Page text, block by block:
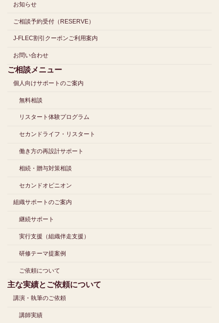
お知らせ
ご相談予約受付（RESERVE）
J-FLEC割引クーポンご利用案内
お問い合わせ
ご相談メニュー
個人向けサポートのご案内
無料相談
リスタート体験プログラム
セカンドライフ・リスタート
働き方の再設計サポート
相続・贈与対策相談
セカンドオピニオン
組織サポートのご案内
継続サポート
実行支援（組織伴走支援）
研修テーマ提案例
ご依頼について
主な実績とご依頼について
講演・執筆のご依頼
講師実績